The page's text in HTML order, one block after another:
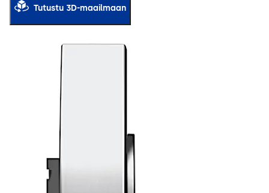
Tutustu 3D-maailmaan